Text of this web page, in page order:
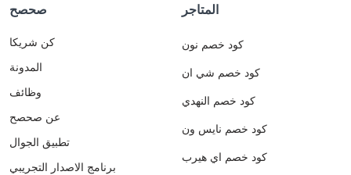
صحصح
كن شريكا
المدونة
وظائف
عن صحصح
تطبيق الجوال
برنامج الاصدار التجريبي
المتاجر
كود خصم نون
كود خصم شي ان
كود خصم النهدي
كود خصم نايس ون
كود خصم اي هيرب